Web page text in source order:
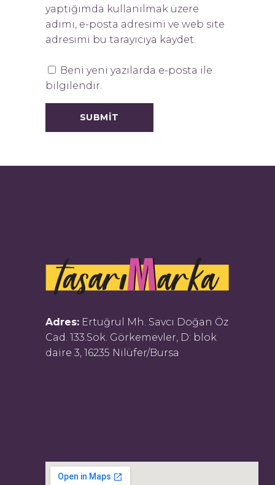
yaptığımda kullanılmak üzere
adımı, e-posta adresimi ve web site
adresimi bu tarayıcıya kaydet.
Beni yeni yazılarda e-posta ile
bilgilendir.
Adres: Ertuğrul Mh. Savcı Doğan Öz
Cad. 133.Sok. Görkemevler, D: blok
daire 3, 16235 Nilüfer/Bursa